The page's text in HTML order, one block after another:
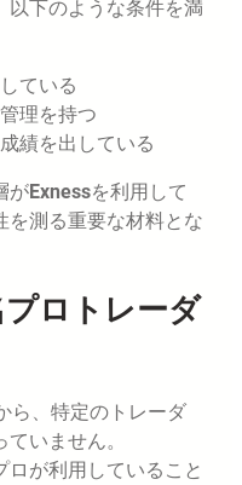
以下のような条件を満
ている
理を持つ
績を出している
がExnessを利用して
を測る重要な材料とな
ロトレーダ
ら、特定のトレーダ
いません。
ロが利用していること